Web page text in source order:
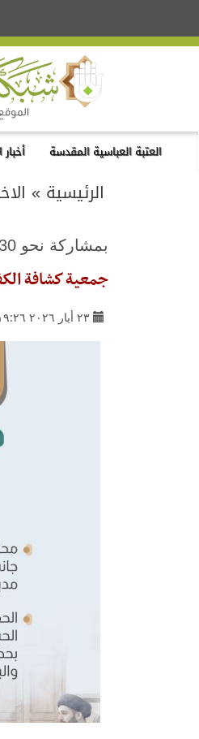
العتبة العباسية المقدسة أخبار
الرئيسية »
بمشاركة نحو 130 طالبًا
جمعية كشافة
٢٣ أيار ٢٠٢٦ ١٩:٢٦